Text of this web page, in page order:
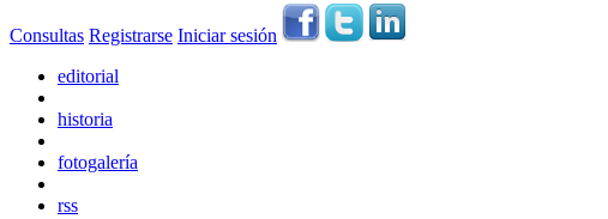
Consultas Registrarse Iniciar sesión
editorial
historia
fotogalería
rss